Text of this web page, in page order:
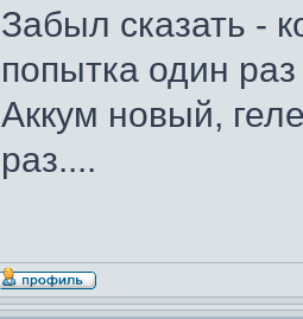
Забыл сказать -
попытка один
Аккум новый,
раз....